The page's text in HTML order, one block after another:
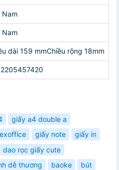
Nam
Nam
dài 159 mmChiều rộng 18mm
giấy a4 double a
giấy note
giấy in
dao rọc giấy cute
dễ thương
baoke
bút